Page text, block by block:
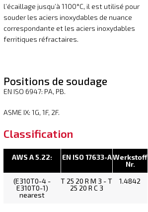
l’écaillage jusqu’à 1100°C, il est utilisé pour
souder les aciers inoxydables de nuance
correspondante et les aciers inoxydables
ferritiques réfractaires.
Positions de soudage
EN ISO 6947: PA, PB.
ASME IX: 1G, 1F, 2F.
Classification
AWS A 5.22: EN ISO 17633-AWerkstoff
Nr.
(E310T0-4 -
E310T0-1)
nearest
T 25 20 R M 3 - T
25 20 R C 3
1.4842